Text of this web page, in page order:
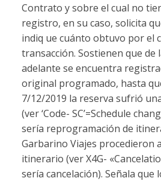
Contrato y sobre el cual no
registro, en su caso, solicita
indiq ue cuánto obtuvo por el
transacción. Sostienen que de
adelante se encuentra
original programado, hasta
7/12/2019 la reserva sufrió
(ver ‘Code- SC’=Schedule
sería reprogramación de
Garbarino Viajes procedieron
itinerario (ver X4G-
sería cancelación). Señala que